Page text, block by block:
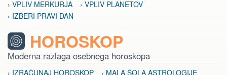
› VPLIV MERKURJA
› VPLIV PLANETOV
› IZBERI PRAVI DAN
HOROSKOP
Moderna razlaga osebnega horoskopa
› IZRAČUNAJ HOROSKOP
› MALA ŠOLA ASTROLOGIJE